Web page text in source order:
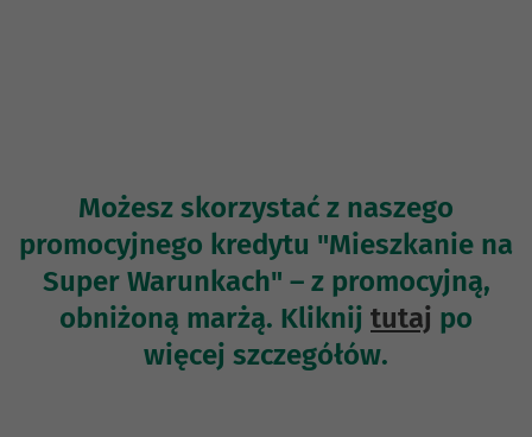
Możesz skorzystać z naszego
promocyjnego kredytu "Mieszkanie na
Super Warunkach" – z promocyjną,
obniżoną marżą. Kliknij tutaj po
więcej szczegółów.